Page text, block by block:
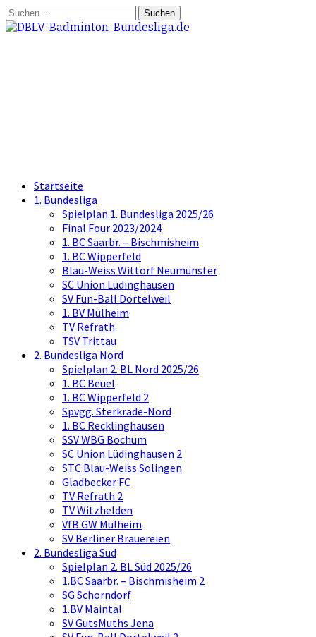
Springe
zum
Suchen
nach:
Startseite
1. Bundesliga
Spielplan 1. Bundesliga 2025/26
Final Four 2023/2024
1. BC Saarbr. – Bischmisheim
1. BC Wipperfeld
Blau-Weiss Wittorf Neumünster
SC Union Lüdinghausen
SV Fun-Ball Dortelweil
1. BV Mülheim
TV Refrath
TSV Trittau
2. Bundesliga Nord
Spielplan 2. BL Nord 2025/26
1. BC Beuel
1. BC Wipperfeld 2
Spvgg. Sterkrade-Nord
1. BC Recklinghausen
SSV WBG Bochum
SC Union Lüdinghausen 2
STC Blau-Weiss Solingen
Gladbecker FC
TV Refrath 2
TV Witzhelden
VfB GW Mülheim
SV Berliner Brauereien
2. Bundesliga Süd
Spielplan 2. BL Süd 2025/26
1.BC Saarbr. – Bischmisheim 2
SG Schorndorf
1.BV Maintal
SV GutsMuths Jena